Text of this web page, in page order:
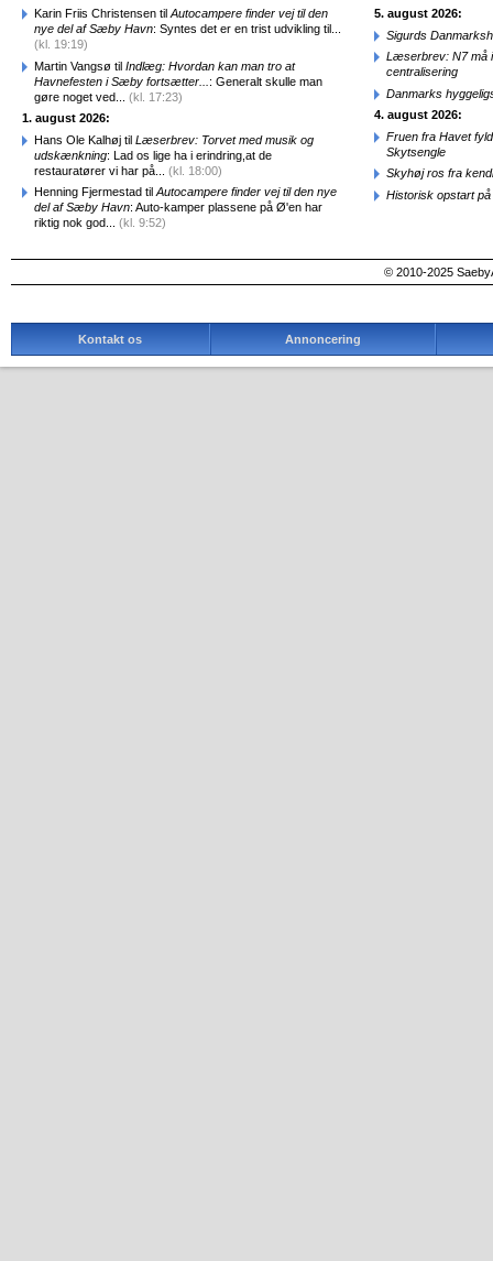
Karin Friis Christensen til Autocampere finder vej til den
nye del af Sæby Havn: Syntes det er en trist udvikling til...
(kl. 19:19)
Martin Vangsø til Indlæg: Hvordan kan man tro at
Havnefesten i Sæby fortsætter... : Generalt skulle man
gøre noget ved... (kl. 17:23)
1. august 2026:
Hans Ole Kalhøj til Læserbrev: Torvet med musik og
udskænkning: Lad os lige ha i erindring,at de
restauratører vi har på... (kl. 18:00)
Henning Fjermestad til Autocampere finder vej til den nye
del af Sæby Havn: Auto-kamper plassene på Ø'en har
riktig nok god... (kl. 9:52)
5. august 2026:
Sigurds
Læserbrev: N7 må
centralisering
Danmarks
4. august 2026:
Fruen fra Havet
Skytsengle
Skyhøj ros fra
Historisk opstart
© 2010-2025
Kontakt os Annoncering